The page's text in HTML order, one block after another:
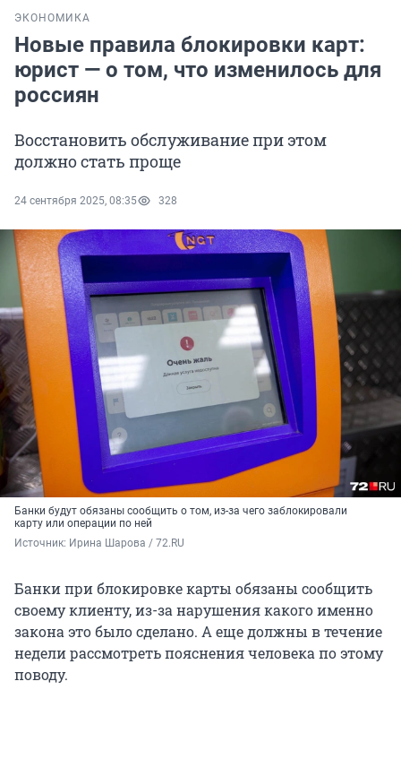
ЭКОНОМИКА
Новые правила блокировки карт:
юрист — о том, что изменилось для
россиян
Восстановить обслуживание при этом
должно стать проще
24 сентября 2025, 08:35 328
Банки будут обязаны сообщить о том, из-за чего заблокировали
карту или операции по ней
Источник: Ирина Шарова / 72.RU
Банки при блокировке карты обязаны сообщить
своему клиенту, из-за нарушения какого именно
закона это было сделано. А еще должны в течение
недели рассмотреть пояснения человека по этому
поводу.